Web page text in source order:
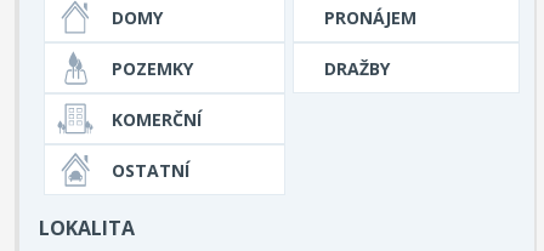
PRONÁJEM
DRAŽBY
DOMY
POZEMKY
KOMERČNÍ
OSTATNÍ
LOKALITA